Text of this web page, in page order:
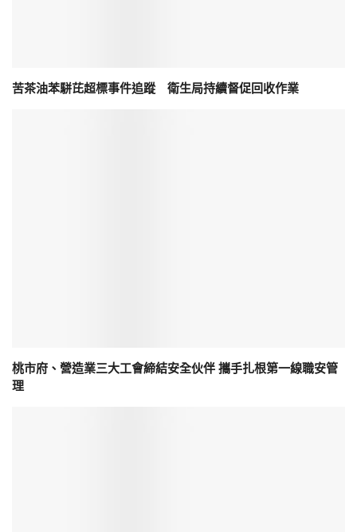
苦茶油苯駢芘超標事件追蹤 衛生局持續督促回收作業
桃市府、營造業三大工會締結安全伙伴 攜手扎根第一線職安管
理